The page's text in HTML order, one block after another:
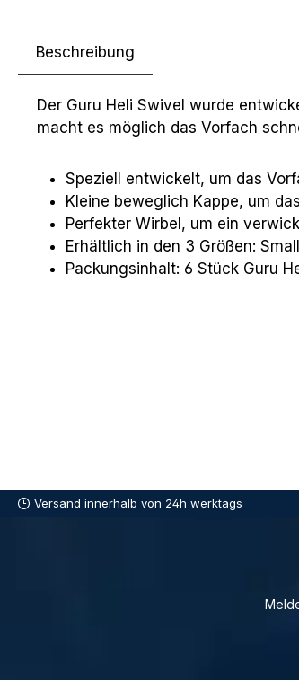
Beschreibung
Der Guru Heli Swivel wurde
macht es möglich das Vorfach
Speziell entwickelt, um das
Kleine beweglich Kappe, um
Perfekter Wirbel, um ein
Erhältlich in den 3 Größen:
Packungsinhalt: 6 Stück Guru
Versand innerhalb von 24h werktags